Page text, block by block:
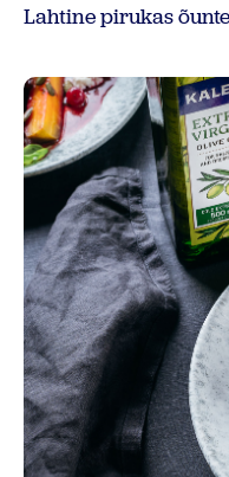
Lahtine pirukas